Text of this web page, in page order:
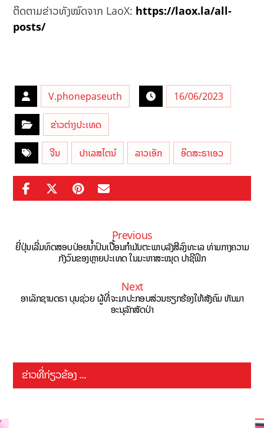
ຕິດຕາມຂ່າວທັງໝົດຈາກ LaoX: https://laox.la/all-
posts/
V.phonepaseuth 16/06/2023
ຂ່າວຕ່າງປະເທດ
ຈີນ ປາເລສໄຕນ໌ ລາວເອັກ ອິດສະຣາເອວ
Previous
ຍີ່ປຸ່ນເລີ່ມທົດສອບປ່ອຍນໍ້າປົນເປື້ອນກຳມັນຕະພາບລັງສີລົງທະເລ ທ່າມກາງຄວາມ
ກັງວົນຂອງຫຼາຍປະເທດ ໃນມະຫາສະໝຸດ ປາຊີຟິກ
Next
ອາເລັກຊານດຣາ ບຸນຊ່ວຍ ຜູ້ທີ່ຈະມາປະກອບສ່ວນຮຽກຮ້ອງໃຫ້ສັງຄົມ ຫັນມາ
ອະນຸລັກສັດປ່າ
ຂ່າວທີ່ກ່ຽວຂ້ອງ ...